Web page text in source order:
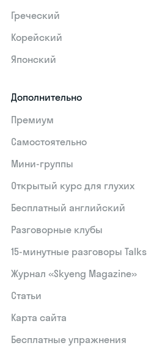
Греческий
Корейский
Японский
Дополнительно
Премиум
Самостоятельно
Мини-группы
Открытый курс для глухих
Бесплатный английский
Разговорные клубы
15‑минутные разговоры Talks
Журнал «Skyeng Magazine»
Статьи
Карта сайта
Бесплатные упражнения